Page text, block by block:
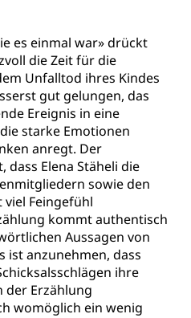
es einmal war» drückt
die Zeit für die
Unfalltod ihres Kindes
gut gelungen, das
Ereignis in eine
starke Emotionen
anregt. Der
dass Elena Stäheli die
sowie den
viel Feingefühl
kommt authentisch
Aussagen von
ist anzunehmen, dass
ihre
der Erzählung
womöglich ein wenig
Luzern
Kultur
Tourismus)
Denkmalpflege,
kulturelles Erbe,
Selektive
Kulturpreis,
Recherche,
Kunst, Theater/Tanz,
Kunst und Bau, Schule
Kulturvermittlung
und Vermittlung